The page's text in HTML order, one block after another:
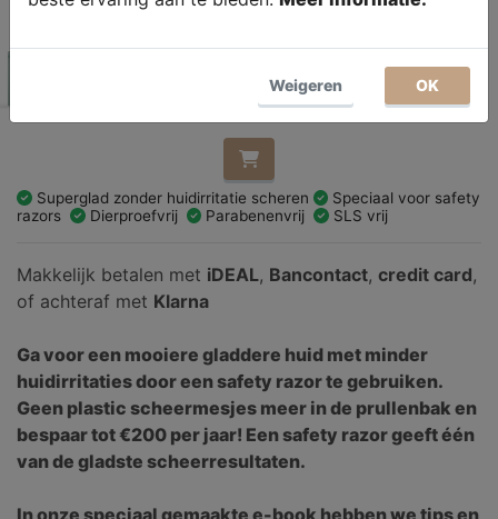
Aantal
Superglad zonder huidirritatie scheren
Speciaal voor safety
razors
Dierproefvrij Parabenenvrij SLS vrij
Makkelijk betalen met iDEAL, Bancontact, credit card,
of achteraf met Klarna
Ga voor een mooiere gladdere huid met minder
huidirritaties door een safety razor te gebruiken.
Geen plastic scheermesjes meer in de prullenbak en
bespaar tot €200 per jaar! Een safety razor geeft één
van de gladste scheerresultaten.
Weigeren OK